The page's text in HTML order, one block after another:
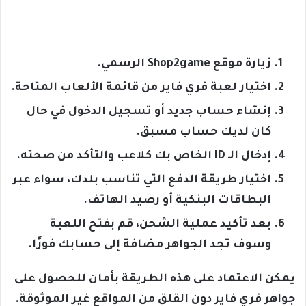
زيارة موقع Shop2game الرسمي.
اختيار لعبة فري فاير من قائمة الألعاب المتاحة.
إنشاء حساب جديد أو تسجيل الدخول في حال
كان لديك حساب مسبق.
إدخال الـ ID الخاص بك كلاعب والتأكد من صحته.
اختيار طريقة الدفع التي تناسب بلدك، سواء عبر
البطاقات البنكية أو رصيد الهاتف.
بعد تأكيد عملية الشحن، قم بفتح اللعبة
وسوف تجد الجواهر مضافة إلى حسابك فورًا.
يمكن الاعتماد على هذه الطريقة بأمان للحصول على
جواهر فري فاير دون القلق من المواقع غير الموثوقة.